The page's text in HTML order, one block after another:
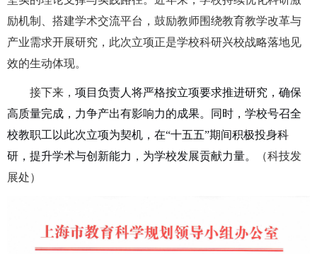
励机制、搭建学术交流平台，鼓励教师围绕教育教学改革与
产业需求开展研究，此次立项正是学校科研兴校战略落地见
效的生动体现。
接下来， 项目负责人将严格按立项要求推进研究，确保
高质量完成，力争产出有影响力的成果。同时，学校号召全
校教职工以此次立项为契机，在“十五五”期间积极投身科
研，提升学术与创新能力，为学校发展贡献力量。
（科技发
展处）